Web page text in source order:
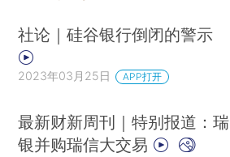
社论｜硅谷银行倒闭的警示
2023年03月25日 APP打开
最新财新周刊｜特别报道：瑞
银并购瑞信大交易